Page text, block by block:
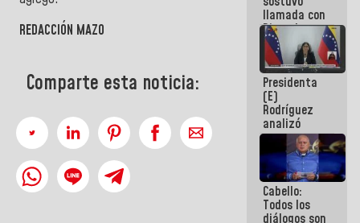
REDACCIÓN MAZO
Comparte esta noticia:
llamada con
Dinorah
Figuera y
acuerdan
primer
encuentro
presencial
para el
diálogo
Presidenta
(E)
Rodríguez
analizó
junto a
gobernadores
planes de
recuperación
del Sistema
Eléctrico
Cabello:
Todos los
diálogos son